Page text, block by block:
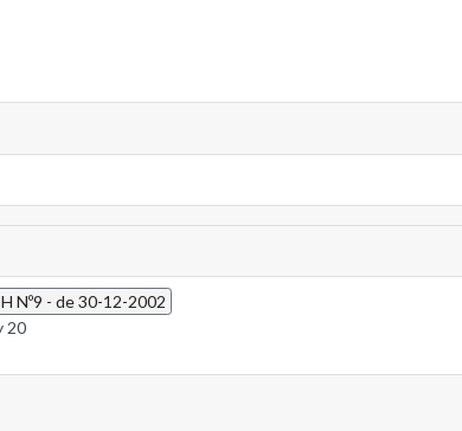
Nº9 - de 30-12-2002
20